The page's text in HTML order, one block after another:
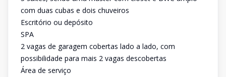
com duas cubas e dois chuveiros
Escritório ou depósito
SPA
2 vagas de garagem cobertas lado a lado, com
possibilidade para mais 2 vagas descobertas
Área de serviço